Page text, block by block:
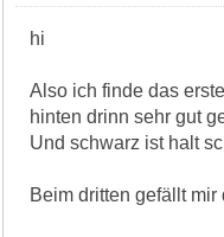
hi
Also ich finde das
hinten drinn sehr gut
Und schwarz ist halt
Beim dritten gefällt